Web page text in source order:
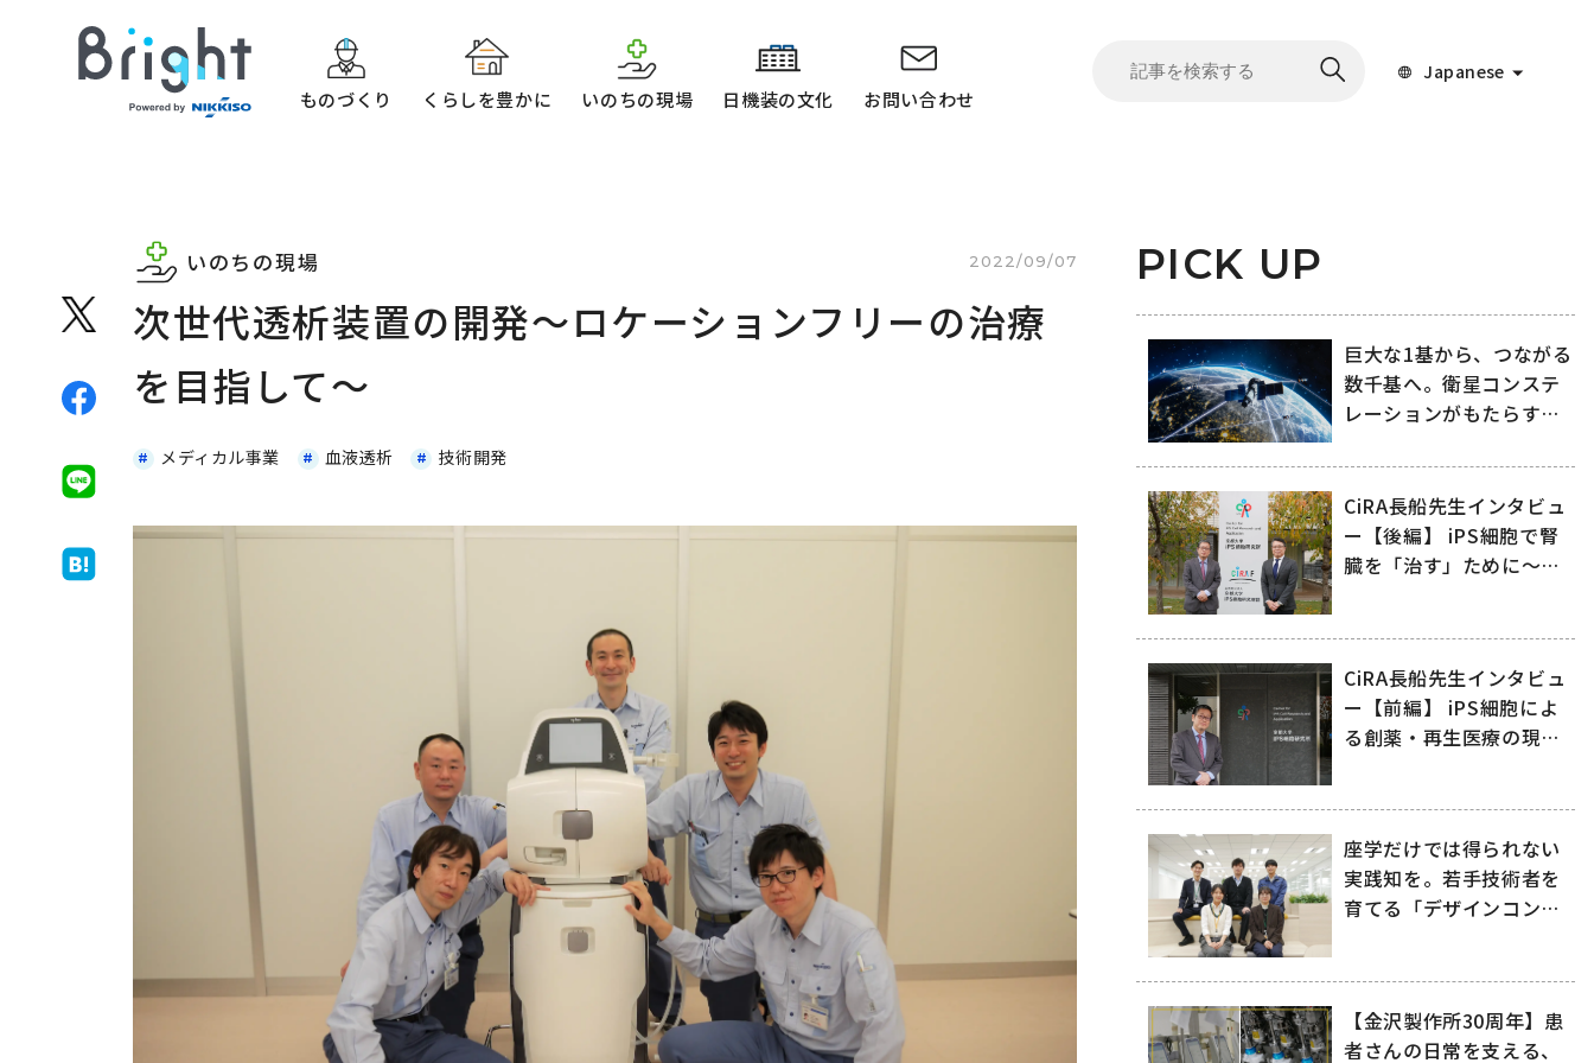
ものづくり くらしを豊かに いのちの現場 日機装の文化 お問い合わせ
Japanese
いのちの現場 2022/09/07
次世代透析装置の開発〜ロケーションフリーの治療
を目指して〜
メディカル事業 血液透析 技術開発
PICK UP
巨大な1基から、つながる
数千基へ。衛星コンステ
レーションがもたらす変
CiRA長船先生インタビュ
ー【後編】 iPS細胞で腎
臓を「治す」ために～リ
CiRA長船先生インタビュ
ー【前編】 iPS細胞によ
る創薬・再生医療の現在
座学だけでは得られない
実践知を。若手技術者を
育てる「デザインコン
【金沢製作所30周年】患
者さんの日常を支える、